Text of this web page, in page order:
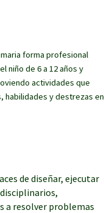
forma profesional
niño de 6 a 12 años y
actividades que
habilidades y destrezas en
de diseñar, ejecutar
a resolver problemas